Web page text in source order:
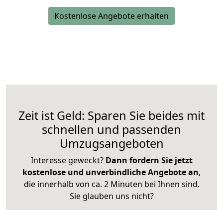
Kostenlose Angebote erhalten
Zeit ist Geld: Sparen Sie beides mit
schnellen und passenden
Umzugsangeboten
Interesse geweckt? Dann fordern Sie jetzt
kostenlose und unverbindliche Angebote an,
die innerhalb von ca. 2 Minuten bei Ihnen sind.
Sie glauben uns nicht?